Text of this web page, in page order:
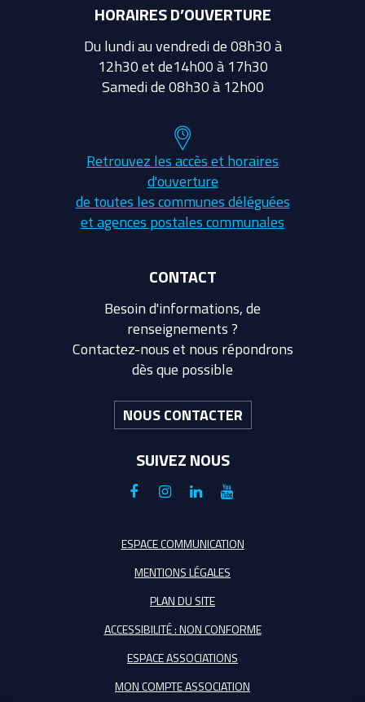
HORAIRES D’OUVERTURE
Du lundi au vendredi de 08h30 à
12h30 et de14h00 à 17h30
Samedi de 08h30 à 12h00
Retrouvez les accès et horaires
d'ouverture
de toutes les communes déléguées
et agences postales communales
CONTACT
Besoin d'informations, de
renseignements ?
Contactez-nous et nous répondrons
dès que possible
NOUS CONTACTER
SUIVEZ NOUS
Lien
le
Facebook
Lien
le
compte
Instagram
Lien
le
compte
Linkedin
Lien
la
Youtube
ESPACE COMMUNICATION
MENTIONS LÉGALES
PLAN DU SITE
ACCESSIBILITÉ : NON CONFORME
ESPACE ASSOCIATIONS
MON COMPTE ASSOCIATION